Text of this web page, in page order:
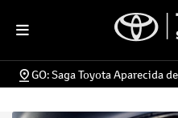
GO: Saga Toyota Aparecida